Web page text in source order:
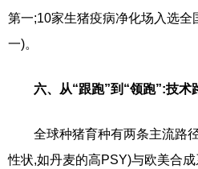
第一;10家生猪疫病净化场入选全
一)。
六、从“跟跑”到“领跑”:技术
全球种猪育种有两条主流路径
性状,如丹麦的高PSY)与欧美合